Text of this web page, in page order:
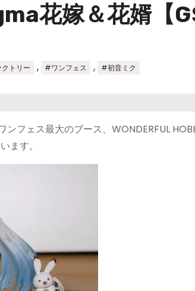
花嫁＆花婿【
トリー , #ワンフェス , #初音ミク
フェス最大のブース、WONDERFUL
ます。